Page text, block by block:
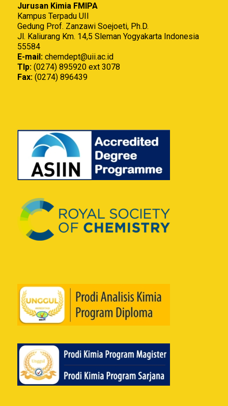
Jurusan Kimia FMIPA
Kampus Terpadu UII
Gedung Prof. Zanzawi Soejoeti, Ph.D.
Jl. Kaliurang Km. 14,5 Sleman Yogyakarta Indonesia
55584
E-mail: chemdept@uii.ac.id
Tlp:(0274) 895920 ext 3078
Fax:(0274) 896439